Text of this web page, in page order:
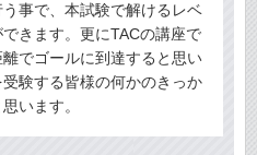
事で、本試験で解けるレベ
きます。更にTACの講座で
でゴールに到達すると思い
験する皆様の何かのきっか
います。